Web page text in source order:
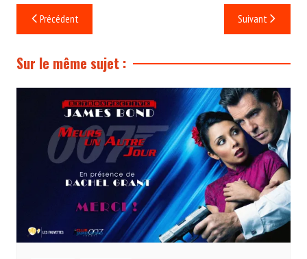
Navigation
de
l’article
Précédent Suivant
Sur le même sujet :